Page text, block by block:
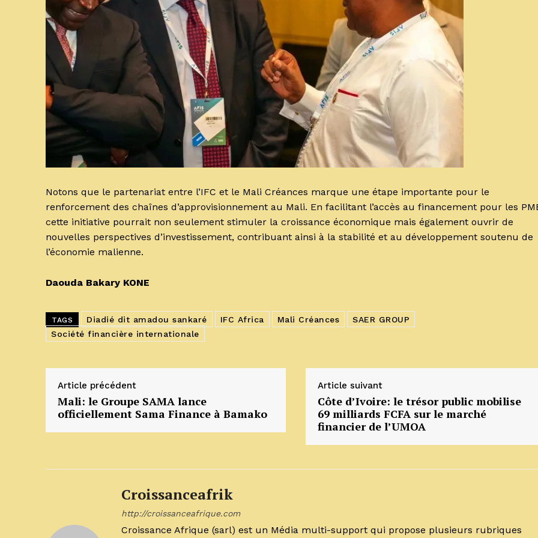
Notons que le partenariat entre l’IFC et le Mali Créances marque une étape importante pour le
renforcement des chaînes d’approvisionnement au Mali. En facilitant l’accès au financement pour les
cette initiative pourrait non seulement stimuler la croissance économique mais également ouvrir de
nouvelles perspectives d’investissement, contribuant ainsi à la stabilité et au développement soutenu de
l’économie malienne.
Daouda Bakary KONE
TAGS Diadié dit amadou sankaré IFC Africa Mali Créances
SAER GROUP
Société financière internationale
Article précédent
Mali: le Groupe SAMA lance
officiellement Sama Finance à Bamako
Article suivant
Côte d’Ivoire: le trésor public mobilise
69 milliards FCFA sur le marché
financier de l’UMOA
Croissanceafrik
http://croissanceafrique.com
Croissance Afrique (sarl) est un Média multi-support qui propose plusieurs rubriques